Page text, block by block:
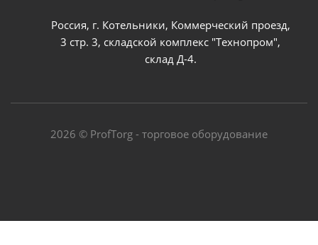
Россия, г. Котельники, Коммерческий проезд,
3 стр. 3, складской комплекс "Технопром",
склад Д-4.
2026 © ProfTorg - торговое оборудование